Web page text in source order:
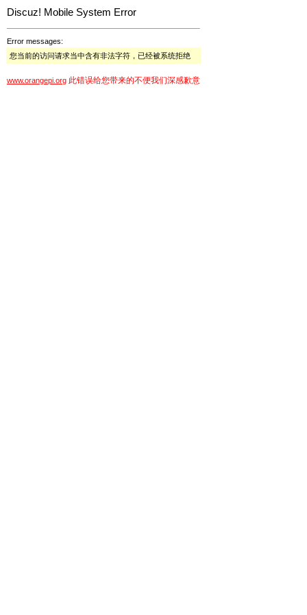
Discuz! Mobile System Error
Error messages:
您当前的访问请求当中含有非法字符，已经被系统拒绝
www.orangepi.org 此错误给您带来的不便我们深感歉意